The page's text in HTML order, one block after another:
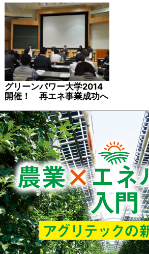
グリーンパワー大学2014
開催！ 再エネ事業成功へ